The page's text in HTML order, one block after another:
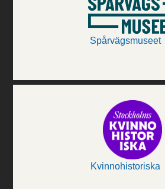
Spårvägsmuseet
Kvinnohistoriska